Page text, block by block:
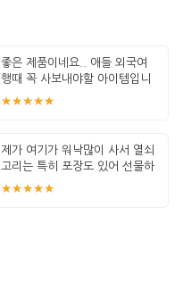
좋은 제품이네요.. 애들 외국여
행때 꼭 사보내야할 아이템입니
다. 잘 썻습
★★★★★
제가 여기가 워낙많이 사서 열쇠
고리는 특히 포장도 있어 선물하
기 좋고 퀄
★★★★★